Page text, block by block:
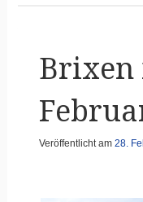
Brixen
Veröffentlicht am 28.